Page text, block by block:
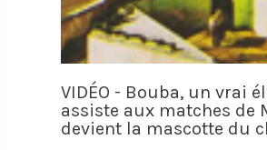
VIDÉO - Bouba, un vrai
assiste aux matches de
devient la mascotte du